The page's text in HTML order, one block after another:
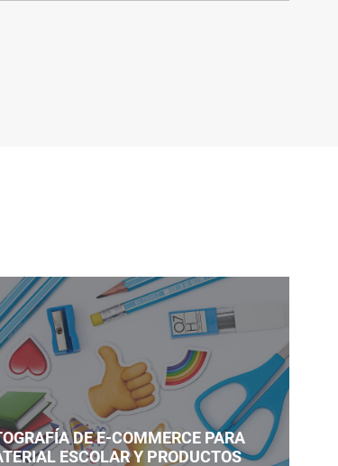
DE E-COMMERCE PARA
ESCOLAR Y PRODUCTOS